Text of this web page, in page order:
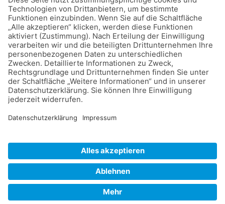
©2026 Dalmatiner Zucht Gemeinschaft
Cookie-Einstellungen